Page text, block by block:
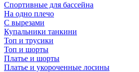
Спортивные для бассейна
На одно плечо
С вырезами
Купальники танкини
Топ и трусики
Топ и шорты
Платье и шорты
Платье и укороченные лосины